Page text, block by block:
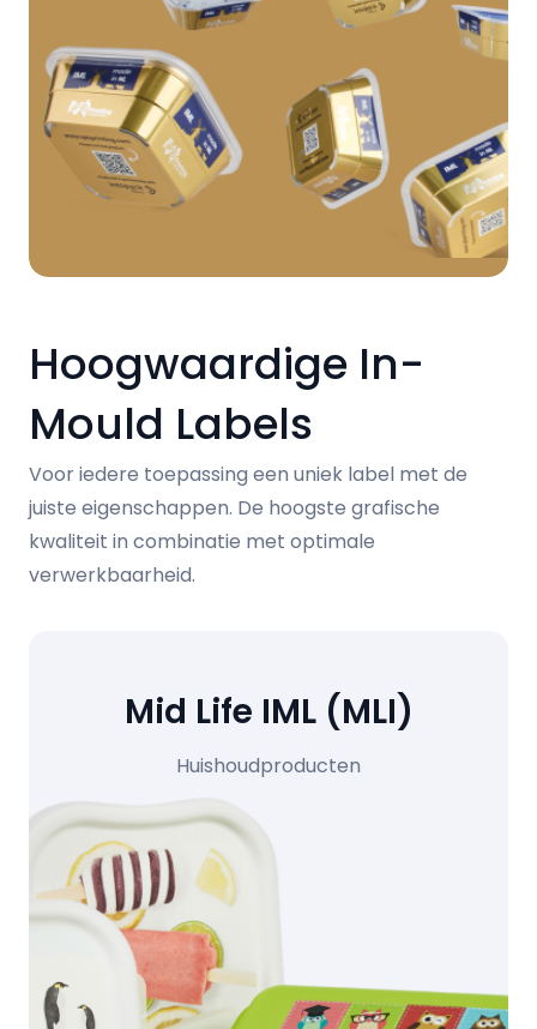
Hoogwaardige In-
Mould Labels
Voor iedere toepassing een uniek label met de
juiste eigenschappen. De hoogste grafische
kwaliteit in combinatie met optimale
verwerkbaarheid.
Mid Life IML (MLI)
Huishoudproducten